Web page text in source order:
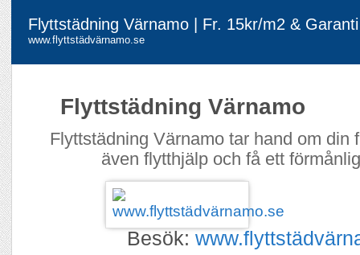
Flyttstädning Värnamo | Fr. 15kr/m2 &
www.flyttstädvärnamo.se
Flyttstädning Värnamo
Flyttstädning Värnamo tar hand om din
även flytthjälp och få ett
Besök: